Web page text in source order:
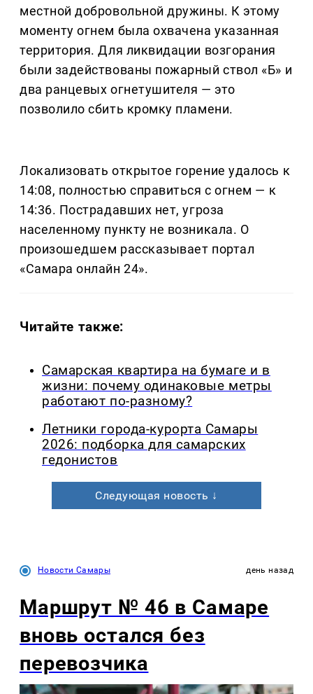
местной добровольной дружины. К этому
моменту огнем была охвачена указанная
территория. Для ликвидации возгорания
были задействованы пожарный ствол «Б» и
два ранцевых огнетушителя — это
позволило сбить кромку пламени.
Локализовать открытое горение удалось к
14:08, полностью справиться с огнем — к
14:36. Пострадавших нет, угроза
населенному пункту не возникала. О
произошедшем рассказывает портал
«Самара онлайн 24».
Читайте также:
Самарская квартира на бумаге и в
жизни: почему одинаковые метры
работают по-разному?
Летники города-курорта Самары
2026: подборка для самарских
гедонистов
Следующая новость ↓
Новости Самары день назад
Маршрут № 46 в Самаре
вновь остался без
перевозчика